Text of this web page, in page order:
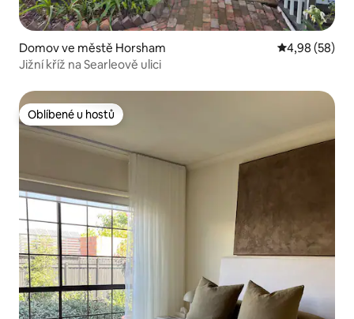
Domov ve městě Horsham Průměrné
4,98 (58)
Jižní kříž na Searleově ulici
Oblíbené u hostů
Oblíbené u hostů